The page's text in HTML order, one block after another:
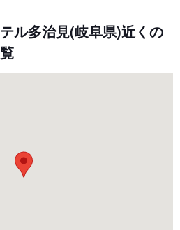
ル多治見(岐阜県)近くの